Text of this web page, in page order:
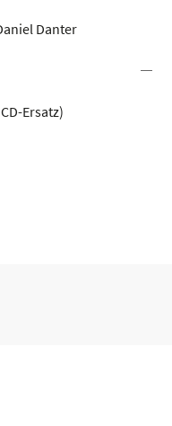
Danter
Ersatz)